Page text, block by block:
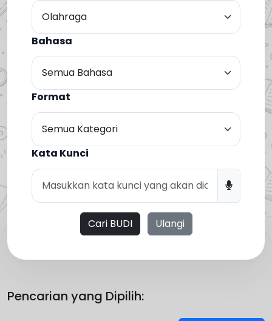
Bahasa
Format
Kata Kunci
Cari BUDI Ulangi
Pencarian yang Dipilih: